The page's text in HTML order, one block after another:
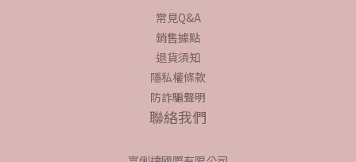
常見Q&A
銷售據點
退貨須知
隱私權條款
防詐騙聲明
聯絡我們